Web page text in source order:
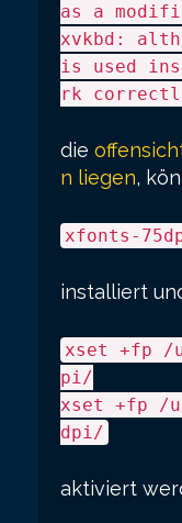
as a
xvkbd:
is used
rk
die
n liegen,
xfonts-
installiert
xset +fp /
pi/
xset +fp /
dpi/
aktiviert